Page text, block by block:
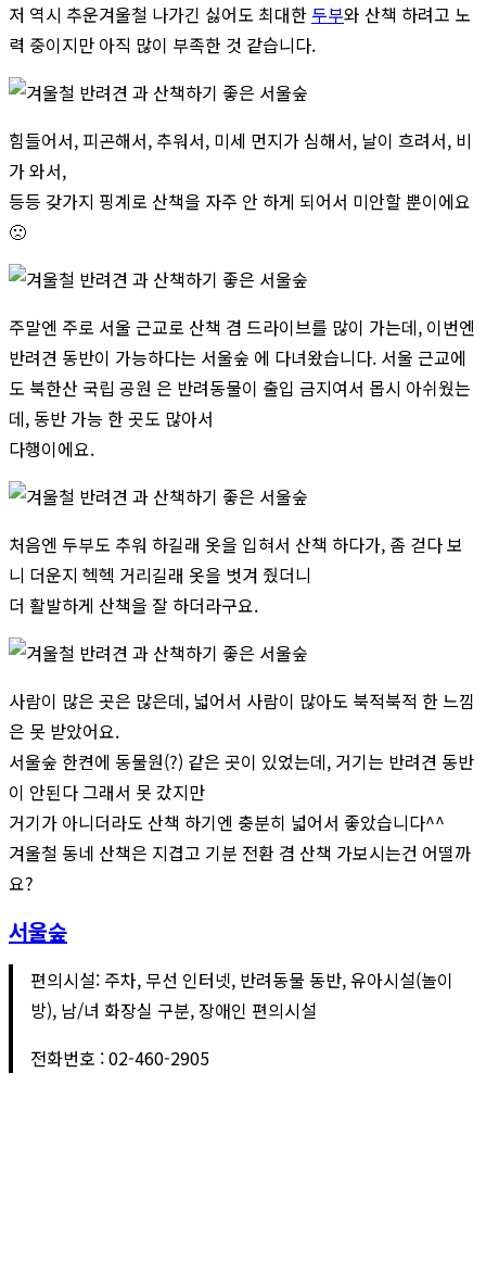
저 역시 추운겨울철 나가긴 싫어도 최대한 두부와 산책 하려고 노
력 중이지만 아직 많이 부족한 것 같습니다.
힘들어서, 피곤해서, 추워서, 미세 먼지가 심해서, 날이 흐려서, 비
가 와서,
등등 갖가지 핑계로 산책을 자주 안 하게 되어서 미안할 뿐이에요
🙁
주말엔 주로 서울 근교로 산책 겸 드라이브를 많이 가는데, 이번엔
반려견 동반이 가능하다는 서울숲 에 다녀왔습니다. 서울 근교에
도 북한산 국립 공원 은 반려동물이 출입 금지여서 몹시 아쉬웠는
데, 동반 가능 한 곳도 많아서
다행이에요.
처음엔 두부도 추워 하길래 옷을 입혀서 산책 하다가, 좀 걷다 보
니 더운지 헥헥 거리길래 옷을 벗겨 줬더니
더 활발하게 산책을 잘 하더라구요.
사람이 많은 곳은 많은데, 넓어서 사람이 많아도 북적북적 한 느낌
은 못 받았어요.
서울숲 한켠에 동물원(?) 같은 곳이 있었는데, 거기는 반려견 동반
이 안된다 그래서 못 갔지만
거기가 아니더라도 산책 하기엔 충분히 넓어서 좋았습니다^^
겨울철 동네 산책은 지겹고 기분 전환 겸 산책 가보시는건 어떨까
요?
서울숲
편의시설: 주차, 무선 인터넷, 반려동물 동반, 유아시설(놀이
방), 남/녀 화장실 구분, 장애인 편의시설
전화번호 : 02-460-2905